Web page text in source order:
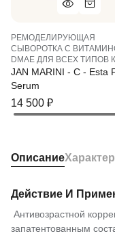
РЕМОДЕЛИРУЮЩАЯ
СЫВОРОТКА С
DMAE ДЛЯ ВСЕХ ТИПОВ
JAN MARINI - C - Esta
Serum
14 500 ₽
Описание
Действие И
Антивозрастной
запатентованным